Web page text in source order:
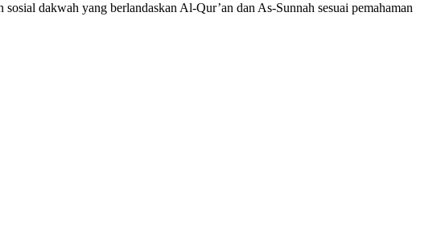
dakwah yang berlandaskan Al-Qur’an dan As-Sunnah sesuai pemahaman